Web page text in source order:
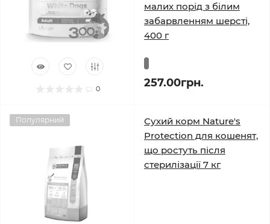
0
малих порід з білим
забарвленням шерсті,
400 г
257.00грн.
Популярний
Сухий корм Nature's
Protection для кошенят,
що ростуть після
стерилізації 7 кг